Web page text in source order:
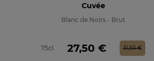
Cuvée
Blanc de Noirs - Brut
75cl Prix
27,50 €Prix de base
31,50 €